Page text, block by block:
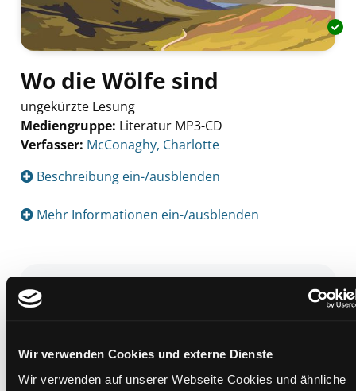
Wir verwenden Cookies und externe Dienste
Wir verwenden auf unserer Webseite Cookies und ähnliche
Wo die Wölfe sind
ungekürzte Lesung
Mediengruppe: Literatur MP3-CD
Verfasser: Suche nach diesem Verfasser
McConaghy, Charlotte
Beschreibung ein-/ausblenden
Mehr Informationen ein-/ausblenden
Exemplare